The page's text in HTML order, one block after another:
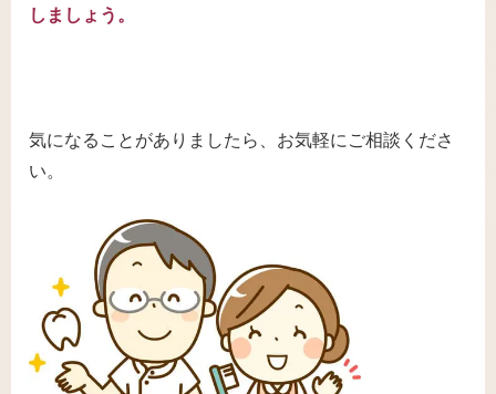
しましょう。
気になることがありましたら、お気軽にご相談くださ
い。